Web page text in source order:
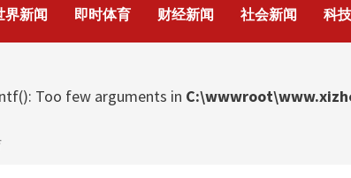
界新闻 即时体育 财经新闻 社会新闻 科
Too few arguments in